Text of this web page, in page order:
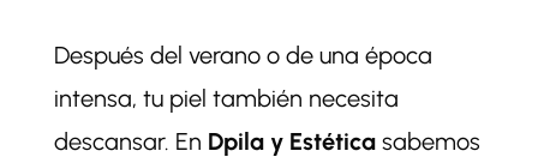
Después del verano o de una época
intensa, tu piel también necesita
descansar. En Dpila y Estéticasabemos